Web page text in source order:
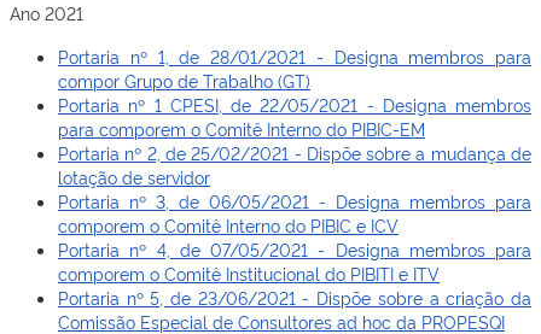
Ano 2021
Portaria nº 1, de 28/01/2021 - Designa membros para
compor Grupo de Trabalho (GT)
Portaria nº 1 CPESI, de 22/05/2021 - Designa membros
para comporem o Comitê Interno do PIBIC-EM
Portaria nº 2, de 25/02/2021 - Dispõe sobre a mudança de
lotação de servidor
Portaria nº 3, de 06/05/2021 - Designa membros para
comporem o Comitê Interno do PIBIC e ICV
Portaria nº 4, de 07/05/2021 - Designa membros para
comporem o Comitê Institucional do PIBITI e ITV
Portaria nº 5, de 23/06/2021 - Dispõe sobre a criação da
Comissão Especial de Consultores ad hoc da PROPESQI